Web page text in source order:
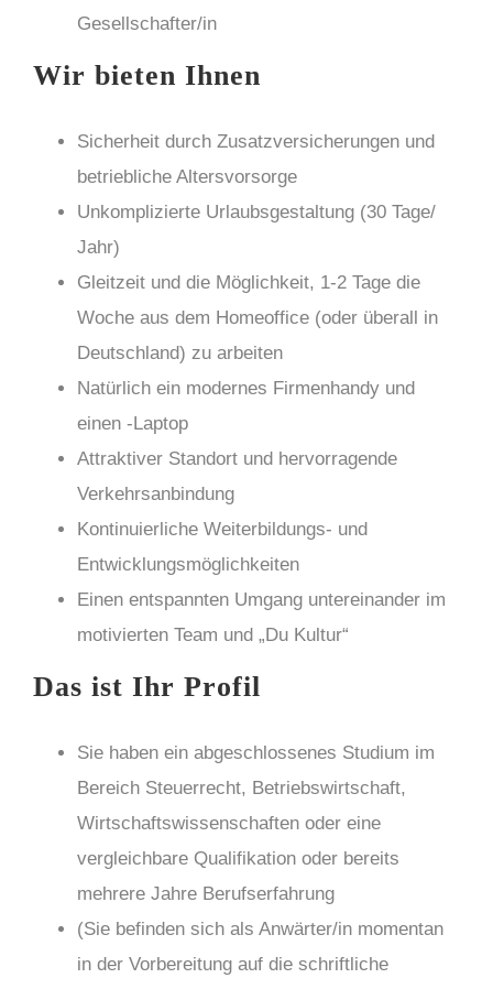
Gesellschafter/in
Wir bieten Ihnen
Sicherheit durch Zusatzversicherungen und
betriebliche Altersvorsorge
Unkomplizierte Urlaubsgestaltung (30 Tage/
Jahr)
Gleitzeit und die Möglichkeit, 1-2 Tage die
Woche aus dem Homeoffice (oder überall in
Deutschland) zu arbeiten
Natürlich ein modernes Firmenhandy und
einen -Laptop
Attraktiver Standort und hervorragende
Verkehrsanbindung
Kontinuierliche Weiterbildungs- und
Entwicklungsmöglichkeiten
Einen entspannten Umgang untereinander im
motivierten Team und „Du Kultur“
Das ist Ihr Profil
Sie haben ein abgeschlossenes Studium im
Bereich Steuerrecht, Betriebswirtschaft,
Wirtschaftswissenschaften oder eine
vergleichbare Qualifikation oder bereits
mehrere Jahre Berufserfahrung
(Sie befinden sich als Anwärter/in momentan
in der Vorbereitung auf die schriftliche